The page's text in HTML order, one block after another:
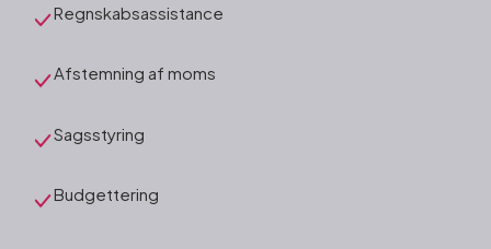
Regnskabsassistance
Afstemning af moms
Sagsstyring
Budgettering